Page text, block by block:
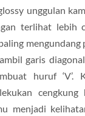
unggulan
terlihat lebih
mengundang
garis
huruf ‘V’.
menjadi